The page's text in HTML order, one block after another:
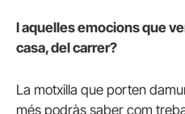
I aquelles emocions que
casa, del carrer?
La motxilla que porten
més podràs saber com